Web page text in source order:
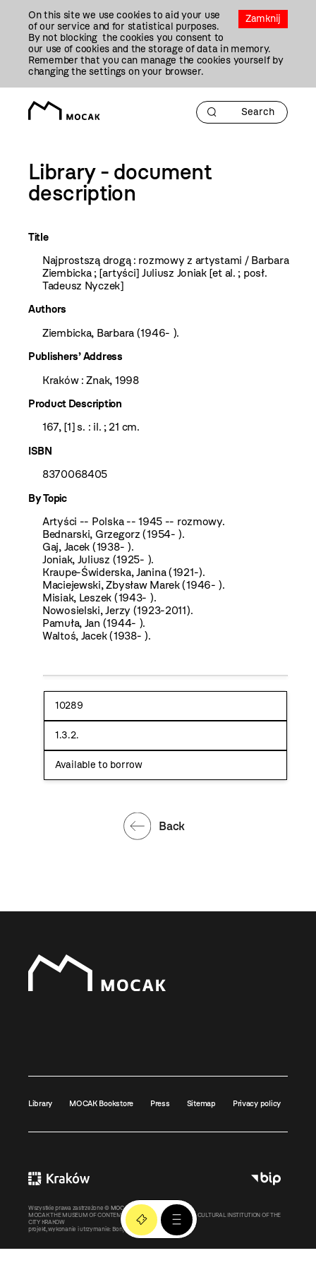
Zamknij
On this site we use cookies to aid your use
of our service and for statistical purposes.
By not blocking the cookies you consent to
our use of cookies and the storage of data in memory.
Remember that you can manage the cookies yourself by
changing the settings on your browser.
Library - document
description
Title
Najprostszą drogą : rozmowy z artystami / Barbara
Ziembicka ; [artyści] Juliusz Joniak [et al. ; posł.
Tadeusz Nyczek]
Authors
Ziembicka, Barbara (1946- ).
Publishers’ Address
Kraków : Znak, 1998
Product Description
167, [1] s. : il. ; 21 cm.
ISBN
8370068405
By Topic
Artyści -- Polska -- 1945 -- rozmowy.
Bednarski, Grzegorz (1954- ).
Gaj, Jacek (1938- ).
Joniak, Juliusz (1925- ).
Kraupe-Świderska, Janina (1921-).
Maciejewski, Zbysław Marek (1946- ).
Misiak, Leszek (1943- ).
Nowosielski, Jerzy (1923-2011).
Pamuła, Jan (1944- ).
Waltoś, Jacek (1938- ).
10289
1.3.2.
Available to borrow
Back
Library MOCAK Bookstore Press Sitemap Privacy policy
Wszystkie prawa zastrzeżone © MOCAK2011-2026
MOCAK THE MUSEUM OF CONTEMPORARY ART IN KRAKOW – A CULTURAL INSTITUTION OF THE
CITY KRAKOW
projekt, wykonanie i utrzymanie: Bonjour.pl